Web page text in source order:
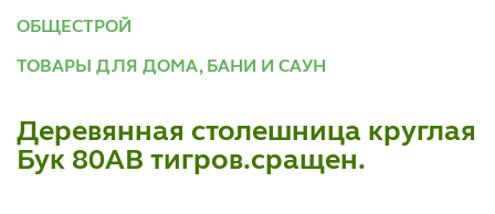
ОБЩЕСТРОЙ
ТОВАРЫ ДЛЯ ДОМА, БАНИ И САУН
Деревянная столешница круглая
Бук 80АВ тигров.сращен.